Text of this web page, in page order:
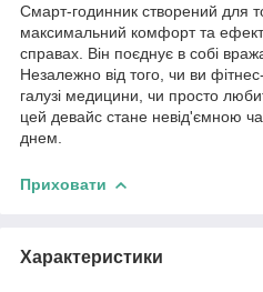
Смарт-годинник створений для
максимальний комфорт та
справах. Він поєднує в собі
Незалежно від того, чи ви
галузі медицини, чи просто
цей девайс стане невід'ємною
днем.
Приховати
Характеристики